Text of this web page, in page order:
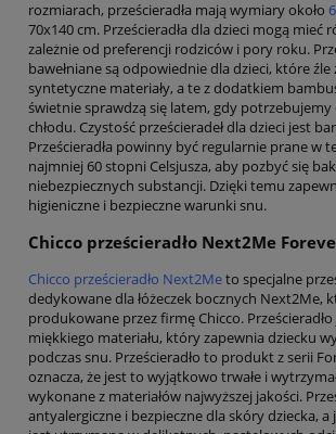
rozmiarach, prześcieradła mają wymiary około
70x140 cm. Prześcieradła dla dzieci mogą mieć
zależnie od preferencji rodziców i pory roku.
bawełniane są odpowiednie dla dzieci, które źle
syntetyczne materiały, a te z dodatkiem
świetnie sprawdzą się latem, gdy
chłodu. Czystość prześcieradeł dla dzieci jest
Prześcieradła powinny być regularnie prane w
najmniej 60 stopni Celsjusza, aby pozbyć się
niebezpiecznych substancji. Dzięki temu
higieniczne i bezpieczne warunki snu.
Chicco prześcieradło Next2Me
Chicco prześcieradło Next2Meto specjalne
dedykowane dla łóżeczek bocznych Next2Me,
produkowane przez firmę Chicco.
miękkiego materiału, który zapewnia dziecku
podczas snu. Prześcieradło to produkt z serii
oznacza, że jest to wyjątkowo trwałe i
wykonane z materiałów najwyższej jakości.
antyalergiczne i bezpieczne dla skóry dziecka,